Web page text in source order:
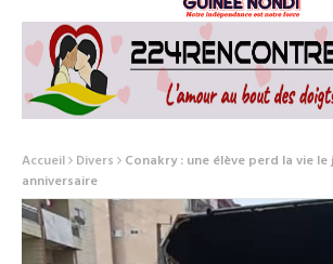
Accueil Divers Conakry : une élève perd la vie
anniversaire